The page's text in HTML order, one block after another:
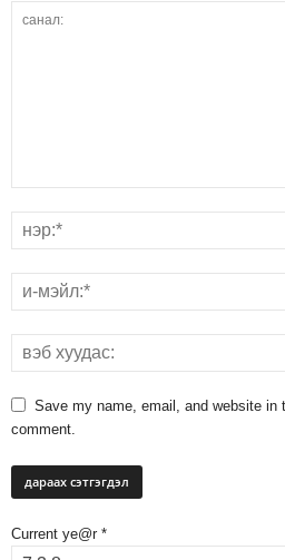
Save my name, email, and website in
comment.
Current ye@r *